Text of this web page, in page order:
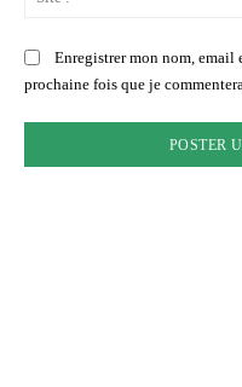
Enregistrer mon nom, email
prochaine fois que je